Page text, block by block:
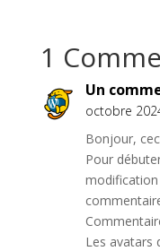
1
Un
octobre
Bonjour,
Pour
Les avatars